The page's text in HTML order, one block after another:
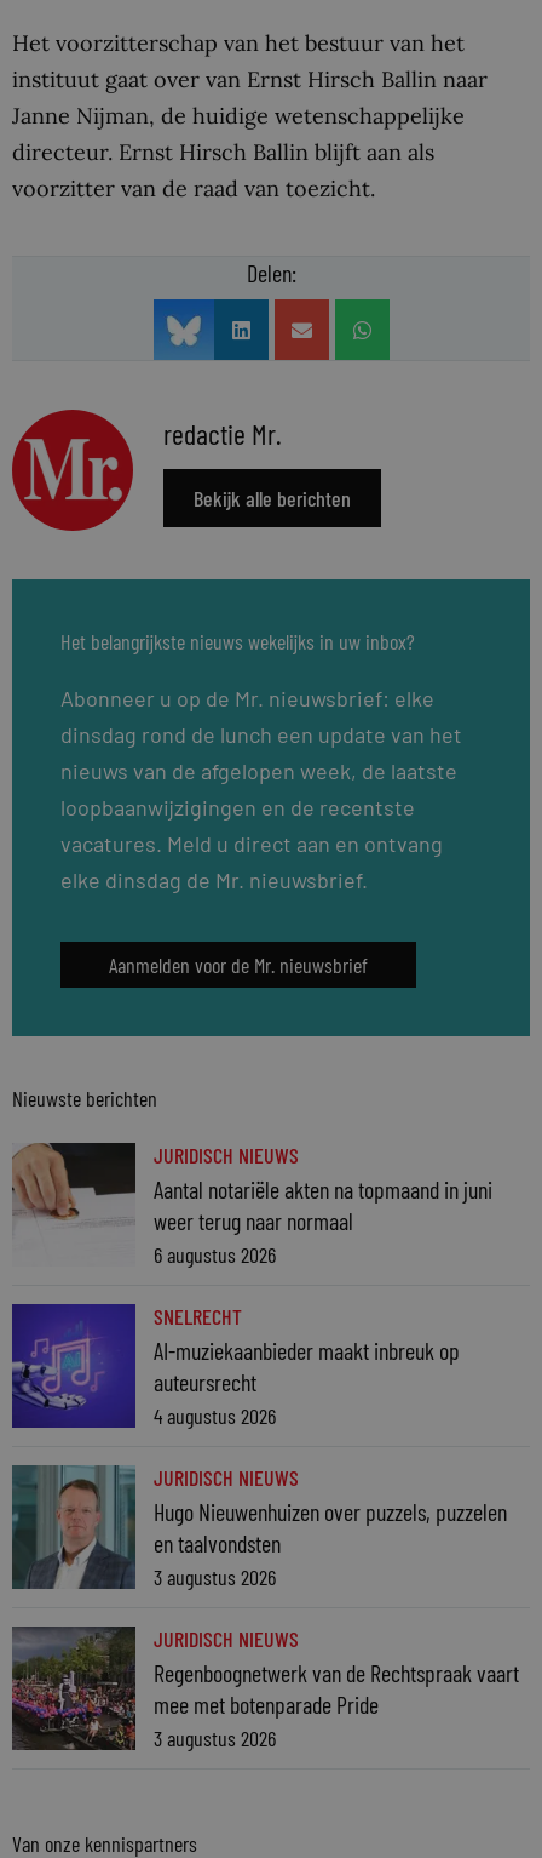
Het voorzitterschap van het bestuur van het
instituut gaat over van Ernst Hirsch Ballin naar
Janne Nijman, de huidige wetenschappelijke
directeur. Ernst Hirsch Ballin blijft aan als
voorzitter van de raad van toezicht.
Delen:
redactie Mr.
Bekijk alle berichten
Het belangrijkste nieuws wekelijks in uw inbox?
Abonneer u op de Mr. nieuwsbrief: elke
dinsdag rond de lunch een update van het
nieuws van de afgelopen week, de laatste
loopbaanwijzigingen en de recentste
vacatures. Meld u direct aan en ontvang
elke dinsdag de Mr. nieuwsbrief.
Aanmelden voor de Mr. nieuwsbrief
Nieuwste berichten
JURIDISCH NIEUWS
Aantal notariële akten na topmaand in juni
weer terug naar normaal
6 augustus 2026
SNELRECHT
AI-muziekaanbieder maakt inbreuk op
auteursrecht
4 augustus 2026
JURIDISCH NIEUWS
Hugo Nieuwenhuizen over puzzels, puzzelen
en taalvondsten
3 augustus 2026
JURIDISCH NIEUWS
Regenboognetwerk van de Rechtspraak vaart
mee met botenparade Pride
3 augustus 2026
Van onze kennispartners